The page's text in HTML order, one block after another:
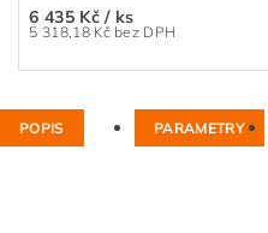
6 435 Kč/ ks
5 318,18 Kč bez DPH
POPIS PARAMETRY